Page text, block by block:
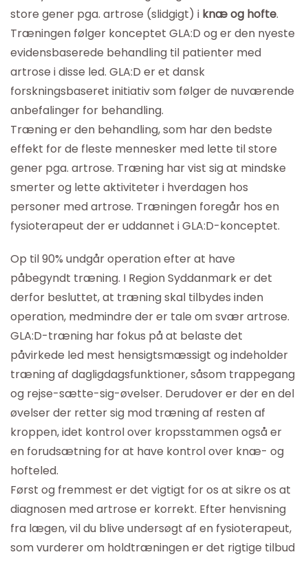
store gener pga. artrose (slidgigt) i knæ og hofte.
Træningen følger konceptet GLA:D og er den nyeste
evidensbaserede behandling til patienter med
artrose i disse led. GLA:D er et dansk
forskningsbaseret initiativ som følger de nuværende
anbefalinger for behandling.
Træning er den behandling, som har den bedste
effekt for de fleste mennesker med lette til store
gener pga. artrose. Træning har vist sig at mindske
smerter og lette aktiviteter i hverdagen hos
personer med artrose. Træningen foregår hos en
fysioterapeut der er uddannet i GLA:D-konceptet.
Op til 90% undgår operation efter at have
påbegyndt træning. I Region Syddanmark er det
derfor besluttet, at træning skal tilbydes inden
operation, medmindre der er tale om svær artrose.
GLA:D-træning har fokus på at belaste det
påvirkede led mest hensigtsmæssigt og indeholder
træning af dagligdagsfunktioner, såsom trappegang
og rejse-sætte-sig-øvelser. Derudover er der en del
øvelser der retter sig mod træning af resten af
kroppen, idet kontrol over kropsstammen også er
en forudsætning for at have kontrol over knæ- og
hofteled.
Først og fremmest er det vigtigt for os at sikre os at
diagnosen med artrose er korrekt. Efter henvisning
fra lægen, vil du blive undersøgt af en fysioterapeut,
som vurderer om holdtræningen er det rigtige tilbud